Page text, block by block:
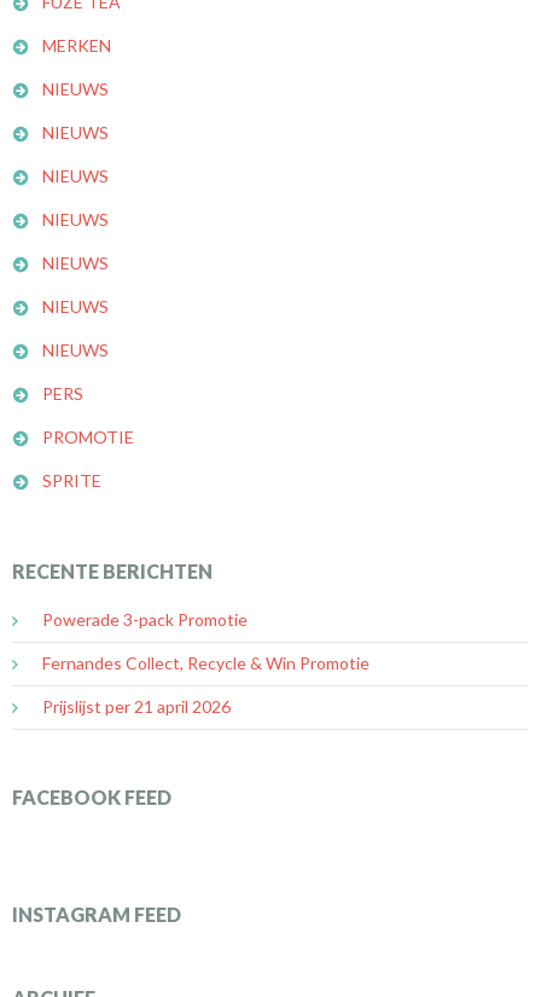
MERKEN
NIEUWS
NIEUWS
NIEUWS
NIEUWS
NIEUWS
NIEUWS
NIEUWS
PERS
PROMOTIE
SPRITE
RECENTE BERICHTEN
Powerade 3-pack Promotie
Fernandes Collect, Recycle & Win Promotie
Prijslijst per 21 april 2026
FACEBOOK FEED
INSTAGRAM FEED